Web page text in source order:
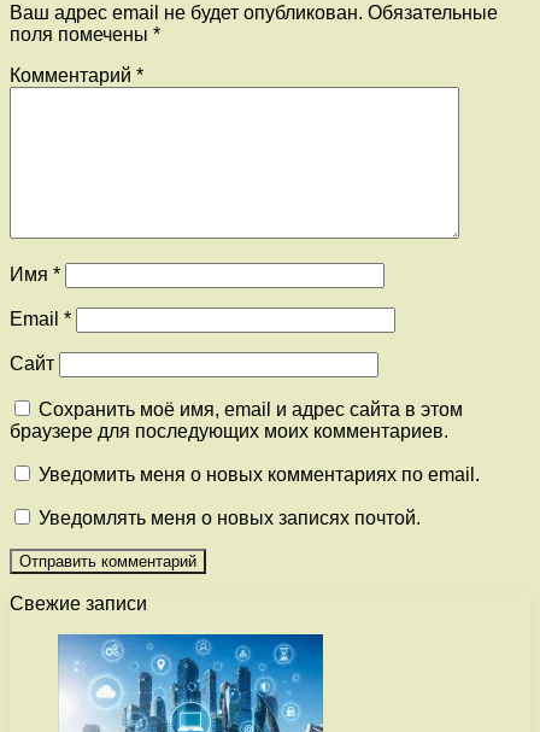
Ваш адрес email не будет опубликован. Обязательные
поля помечены *
Комментарий *
Имя *
Email *
Сайт
Сохранить моё имя, email и адрес сайта в этом
браузере для последующих моих комментариев.
Уведомить меня о новых комментариях по email.
Уведомлять меня о новых записях почтой.
Свежие записи